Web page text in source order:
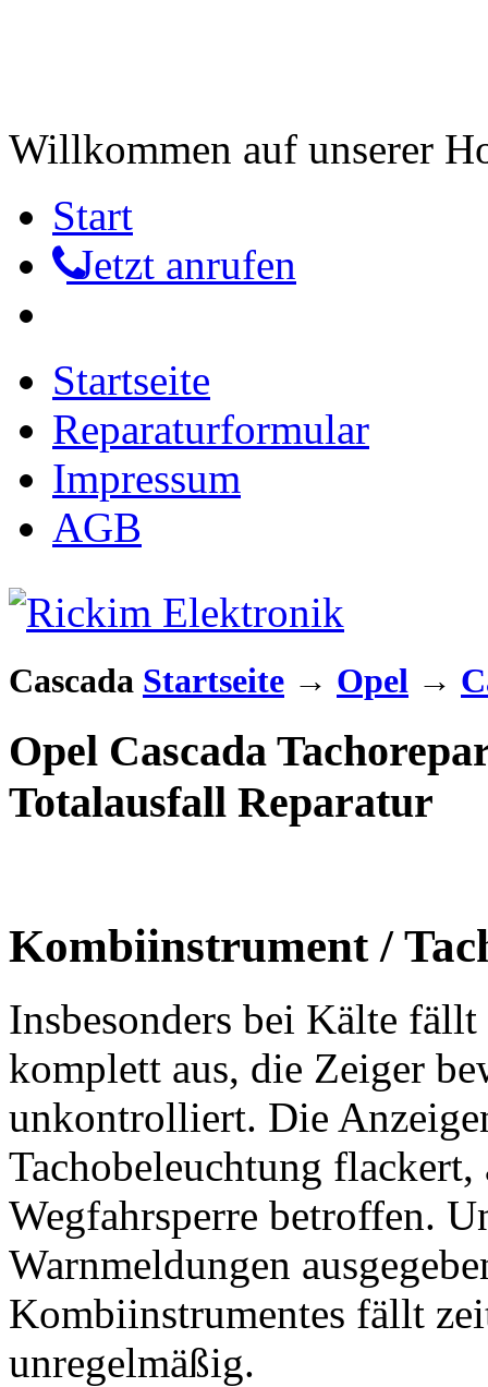
Willkommen auf unserer
Start
Jetzt anrufen
Startseite
Reparaturformular
Impressum
AGB
Cascada Startseite → Opel →
Opel Cascada
Totalausfall Reparatur
Kombiinstrument /
Insbesonders bei Kälte
komplett aus, die Zeiger
unkontrolliert. Die
Tachobeleuchtung
Wegfahrsperre betroffen.
Warnmeldungen
Kombiinstrumentes fällt
unregelmäßig.